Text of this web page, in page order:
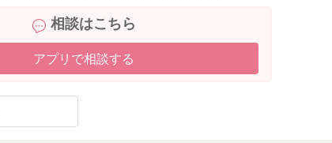
相談はこちら
アプリで相談する